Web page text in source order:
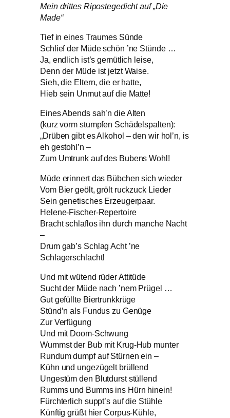
Mein drittes Ripostegedicht auf „Die
Made“
Tief in eines Traumes Sünde
Schlief der Müde schön ’ne Stünde …
Ja, endlich ist’s gemütlich leise,
Denn der Müde ist jetzt Waise.
Sieh, die Eltern, die er hatte,
Hieb sein Unmut auf die Matte!
Eines Abends sah’n die Alten
(kurz vorm stumpfen Schädelspalten):
„Drüben gibt es Alkohol – den wir hol’n, is
eh gestohl’n –
Zum Umtrunk auf des Bubens Wohl!
Müde erinnert das Bübchen sich wieder
Vom Bier geölt, grölt ruckzuck Lieder
Sein genetisches Erzeugerpaar.
Helene-Fischer-Repertoire
Bracht schlaflos ihn durch manche Nacht
–
Drum gab’s Schlag Acht ’ne
Schlagerschlacht!
Und mit wütend rüder Attitüde
Sucht der Müde nach ’nem Prügel …
Gut gefüllte Biertrunkkrüge
Stünd’n als Fundus zu Genüge
Zur Verfügung
Und mit Doom-Schwung
Wummst der Bub mit Krug-Hub munter
Rundum dumpf auf Stürnen ein –
Kühn und ungezügelt brüllend
Ungestüm den Blutdurst stüllend
Rumms und Bumms ins Hürn hinein!
Fürchterlich suppt’s auf die Stühle
Künftig grüßt hier Corpus-Kühle,